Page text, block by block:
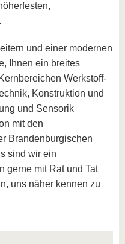
und einer modernen
Ihnen ein breites
Werkstoff-
Konstruktion und
und Sensorik
mit den
Brandenburgischen
sind wir ein
gerne mit Rat und Tat
uns näher kennen zu